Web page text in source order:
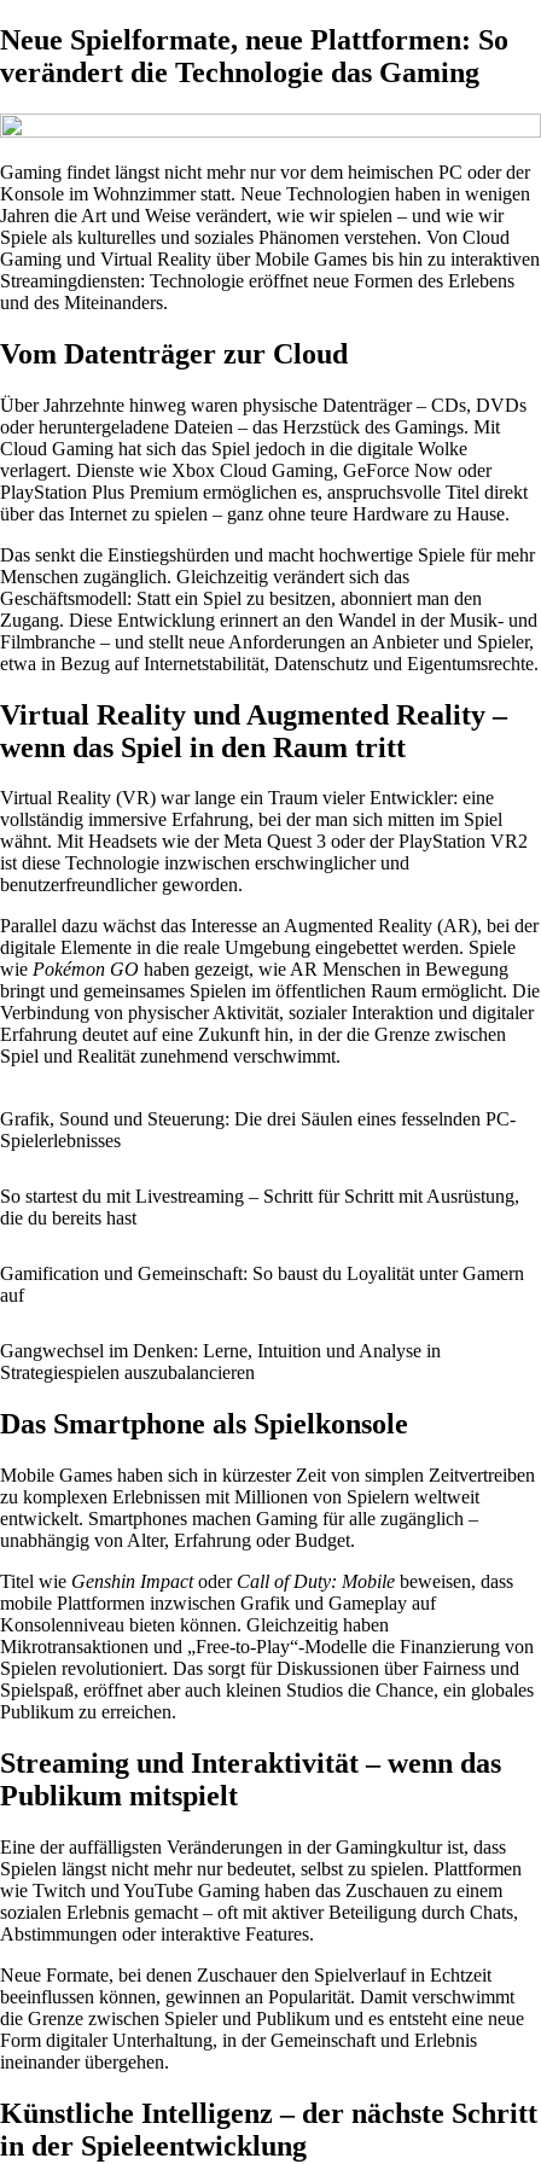
Neue Spielformate, neue Plattformen: So
verändert die Technologie das Gaming
Gaming findet längst nicht mehr nur vor dem heimischen PC oder der
Konsole im Wohnzimmer statt. Neue Technologien haben in wenigen
Jahren die Art und Weise verändert, wie wir spielen – und wie wir
Spiele als kulturelles und soziales Phänomen verstehen. Von Cloud
Gaming und Virtual Reality über Mobile Games bis hin zu interaktiven
Streamingdiensten: Technologie eröffnet neue Formen des Erlebens
und des Miteinanders.
Vom Datenträger zur Cloud
Über Jahrzehnte hinweg waren physische Datenträger – CDs, DVDs
oder heruntergeladene Dateien – das Herzstück des Gamings. Mit
Cloud Gaming hat sich das Spiel jedoch in die digitale Wolke
verlagert. Dienste wie Xbox Cloud Gaming, GeForce Now oder
PlayStation Plus Premium ermöglichen es, anspruchsvolle Titel direkt
über das Internet zu spielen – ganz ohne teure Hardware zu Hause.
Das senkt die Einstiegshürden und macht hochwertige Spiele für mehr
Menschen zugänglich. Gleichzeitig verändert sich das
Geschäftsmodell: Statt ein Spiel zu besitzen, abonniert man den
Zugang. Diese Entwicklung erinnert an den Wandel in der Musik- und
Filmbranche – und stellt neue Anforderungen an Anbieter und Spieler,
etwa in Bezug auf Internetstabilität, Datenschutz und Eigentumsrechte.
Virtual Reality und Augmented Reality –
wenn das Spiel in den Raum tritt
Virtual Reality (VR) war lange ein Traum vieler Entwickler: eine
vollständig immersive Erfahrung, bei der man sich mitten im Spiel
wähnt. Mit Headsets wie der Meta Quest 3 oder der PlayStation VR2
ist diese Technologie inzwischen erschwinglicher und
benutzerfreundlicher geworden.
Parallel dazu wächst das Interesse an Augmented Reality (AR), bei der
digitale Elemente in die reale Umgebung eingebettet werden. Spiele
wie Pokémon GO haben gezeigt, wie AR Menschen in Bewegung
bringt und gemeinsames Spielen im öffentlichen Raum ermöglicht. Die
Verbindung von physischer Aktivität, sozialer Interaktion und digitaler
Erfahrung deutet auf eine Zukunft hin, in der die Grenze zwischen
Spiel und Realität zunehmend verschwimmt.
Grafik, Sound und Steuerung: Die drei Säulen eines fesselnden PC-
Spielerlebnisses
So startest du mit Livestreaming – Schritt für Schritt mit Ausrüstung,
die du bereits hast
Gamification und Gemeinschaft: So baust du Loyalität unter Gamern
auf
Gangwechsel im Denken: Lerne, Intuition und Analyse in
Strategiespielen auszubalancieren
Das Smartphone als Spielkonsole
Mobile Games haben sich in kürzester Zeit von simplen Zeitvertreiben
zu komplexen Erlebnissen mit Millionen von Spielern weltweit
entwickelt. Smartphones machen Gaming für alle zugänglich –
unabhängig von Alter, Erfahrung oder Budget.
Titel wie Genshin Impactoder Call of Duty: Mobile beweisen, dass
mobile Plattformen inzwischen Grafik und Gameplay auf
Konsolenniveau bieten können. Gleichzeitig haben
Mikrotransaktionen und „Free-to-Play“-Modelle die Finanzierung von
Spielen revolutioniert. Das sorgt für Diskussionen über Fairness und
Spielspaß, eröffnet aber auch kleinen Studios die Chance, ein globales
Publikum zu erreichen.
Streaming und Interaktivität – wenn das
Publikum mitspielt
Eine der auffälligsten Veränderungen in der Gamingkultur ist, dass
Spielen längst nicht mehr nur bedeutet, selbst zu spielen. Plattformen
wie Twitch und YouTube Gaming haben das Zuschauen zu einem
sozialen Erlebnis gemacht – oft mit aktiver Beteiligung durch Chats,
Abstimmungen oder interaktive Features.
Neue Formate, bei denen Zuschauer den Spielverlauf in Echtzeit
beeinflussen können, gewinnen an Popularität. Damit verschwimmt
die Grenze zwischen Spieler und Publikum und es entsteht eine neue
Form digitaler Unterhaltung, in der Gemeinschaft und Erlebnis
ineinander übergehen.
Künstliche Intelligenz – der nächste Schritt
in der Spieleentwicklung